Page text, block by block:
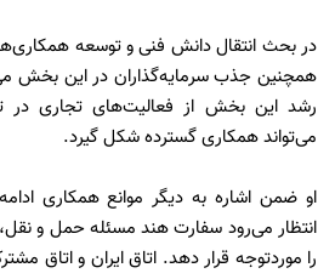
در بحث انتقال دانش فنی و توسعه
همچنین جذب سرمایه‌گذاران در این بخش
رشد این بخش از فعالیت‌های تجاری در
می‌تواند همکاری گسترده شکل گیرد.
او ضمن اشاره به دیگر موانع همکاری
انتظار می‌رود سفارت هند مسئله حمل و نقل،
را موردتوجه قرار دهد. اتاق ایران و اتاق